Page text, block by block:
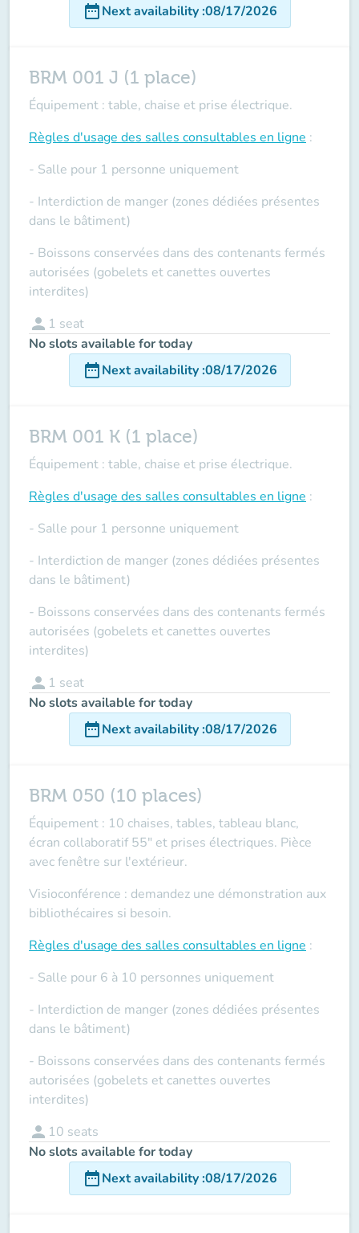
date_rangeNext availability:08/17/2026
BRM 001 J (1 place)
Équipement : table, chaise et prise électrique.
Règles d'usage des salles consultables en ligne :
- Salle pour 1 personne uniquement
- Interdiction de manger (zones dédiées présentes
dans le bâtiment)
- Boissons conservées dans des contenants fermés
autorisées (gobelets et canettes ouvertes
interdites)
person 1 seat
No slots available for today
date_rangeNext availability:08/17/2026
BRM 001 K (1 place)
Équipement : table, chaise et prise électrique.
Règles d'usage des salles consultables en ligne :
- Salle pour 1 personne uniquement
- Interdiction de manger (zones dédiées présentes
dans le bâtiment)
- Boissons conservées dans des contenants fermés
autorisées (gobelets et canettes ouvertes
interdites)
person 1 seat
No slots available for today
date_rangeNext availability:08/17/2026
BRM 050 (10 places)
Équipement : 10 chaises, tables, tableau blanc,
écran collaboratif 55" et prises électriques. Pièce
avec fenêtre sur l'extérieur.
Visioconférence : demandez une démonstration aux
bibliothécaires si besoin.
Règles d'usage des salles consultables en ligne :
- Salle pour 6 à 10 personnes uniquement
- Interdiction de manger (zones dédiées présentes
dans le bâtiment)
- Boissons conservées dans des contenants fermés
autorisées (gobelets et canettes ouvertes
interdites)
person 10 seats
No slots available for today
date_rangeNext availability:08/17/2026